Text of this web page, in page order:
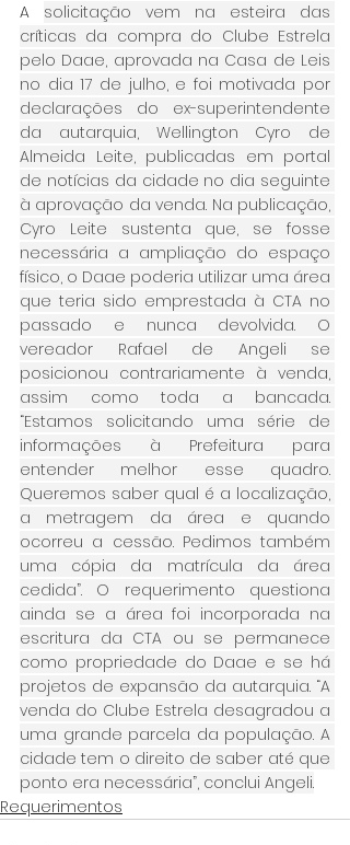
A solicitação vem na esteira das
críticas da compra do Clube Estrela
pelo Daae, aprovada na Casa de Leis
no dia 17 de julho, e foi motivada por
declarações do ex-superintendente
da autarquia, Wellington Cyro de
Almeida Leite, publicadas em portal
de notícias da cidade no dia seguinte
à aprovação da venda. Na publicação,
Cyro Leite sustenta que, se fosse
necessária a ampliação do espaço
físico, o Daae poderia utilizar uma área
que teria sido emprestada à CTA no
passado e nunca devolvida. O
vereador Rafael de Angeli se
posicionou contrariamente à venda,
assim como toda a bancada.
“Estamos solicitando uma série de
informações à Prefeitura para
entender melhor esse quadro.
Queremos saber qual é a localização,
a metragem da área e quando
ocorreu a cessão. Pedimos também
uma cópia da matrícula da área
cedida”. O requerimento questiona
ainda se a área foi incorporada na
escritura da CTA ou se permanece
como propriedade do Daae e se há
projetos de expansão da autarquia. “A
venda do Clube Estrela desagradou a
uma grande parcela da população. A
cidade tem o direito de saber até que
ponto era necessária”, conclui Angeli.
Requerimentos